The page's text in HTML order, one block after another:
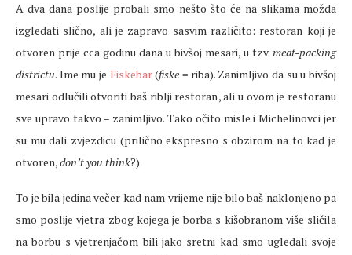
A dva dana poslije probali smo nešto što će na slikama možda
izgledati slično, ali je zapravo sasvim različito: restoran koji je
otvoren prije cca godinu dana u bivšoj mesari, u tzv. meat-packing
districtu. Ime mu je Fiskebar(fiske = riba). Zanimljivo da su u bivšoj
mesari odlučili otvoriti baš riblji restoran, ali u ovom je restoranu
sve upravo takvo – zanimljivo. Tako očito misle i Michelinovci jer
su mu dali zvjezdicu (prilično ekspresno s obzirom na to kad je
otvoren,don’t you think?)
To je bila jedina večer kad nam vrijeme nije bilo baš naklonjeno pa
smo poslije vjetra zbog kojega je borba s kišobranom više sličila
na borbu s vjetrenjačom bili jako sretni kad smo ugledali svoje